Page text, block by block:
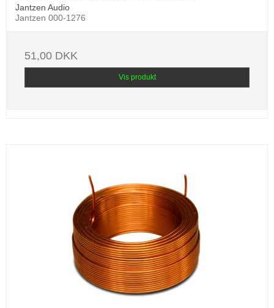
Jantzen Audio
Jantzen 000-1276
51,00 DKK
Vis produkt